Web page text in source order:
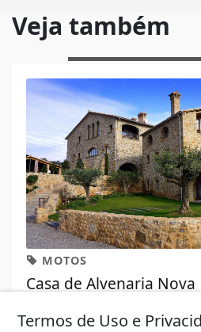
Veja também
MOTOS
Casa de Alvenaria Nova
67
Termos de Uso e